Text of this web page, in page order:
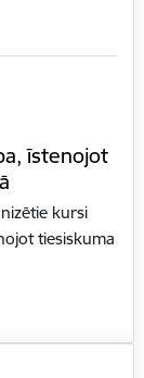
īstenojot
kursi
tiesiskuma